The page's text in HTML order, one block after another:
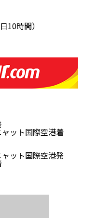
10時間）
ット国際空港着
ット国際空港発